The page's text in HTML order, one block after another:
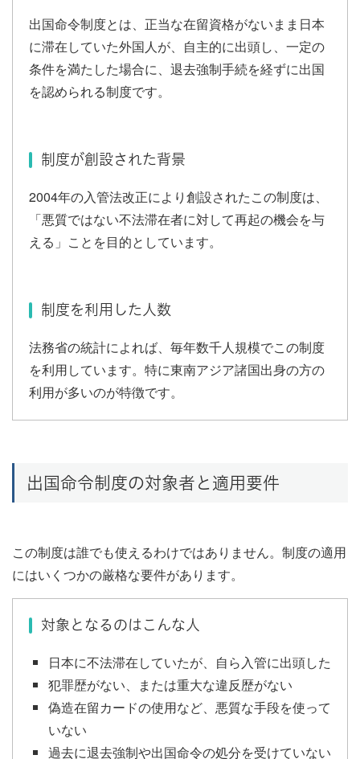
出国命令制度とは、正当な在留資格がないまま日本
に滞在していた外国人が、自主的に出頭し、一定の
条件を満たした場合に、退去強制手続を経ずに出国
を認められる制度です。
制度が創設された背景
2004年の入管法改正により創設されたこの制度は、
「悪質ではない不法滞在者に対して再起の機会を与
える」ことを目的としています。
制度を利用した人数
法務省の統計によれば、毎年数千人規模でこの制度
を利用しています。特に東南アジア諸国出身の方の
利用が多いのが特徴です。
出国命令制度の対象者と適用要件
この制度は誰でも使えるわけではありません。制度の適用
にはいくつかの厳格な要件があります。
対象となるのはこんな人
日本に不法滞在していたが、自ら入管に出頭した
犯罪歴がない、または重大な違反歴がない
偽造在留カードの使用など、悪質な手段を使って
いない
過去に退去強制や出国命令の処分を受けていない